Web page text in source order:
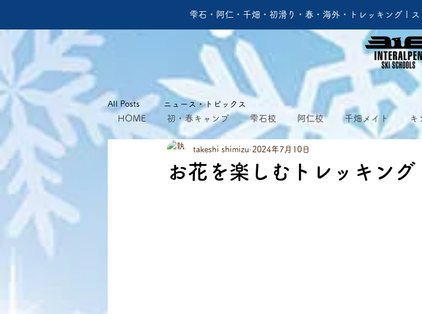
雫石・阿仁・千畑・初滑り・春・海外・トレッキング |
HOME 初・春キャンプ 雫石校 阿仁校 千畑メイト キ
All Posts ニュース・トピックス
お花を楽しむトレッキン
takeshi shimizu 2024年7月10日